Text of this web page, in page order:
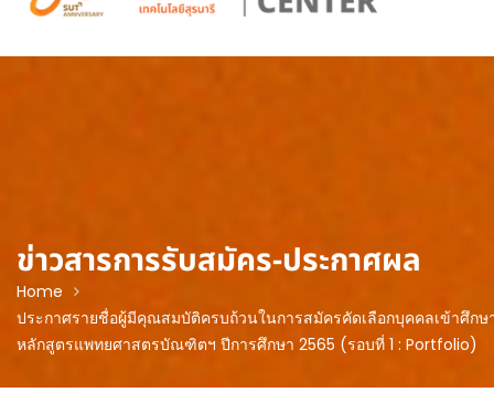
ข่าวสารการรับสมัคร-ประกาศผล
Home
ประกาศรายชื่อผู้มีคุณสมบัติครบถ้วนในการสมัครคัดเลือกบุคคลเข้าศึกษ
หลักสูตรแพทยศาสตรบัณฑิตฯ ปีการศึกษา 2565 (รอบที่ 1 : Portfolio)